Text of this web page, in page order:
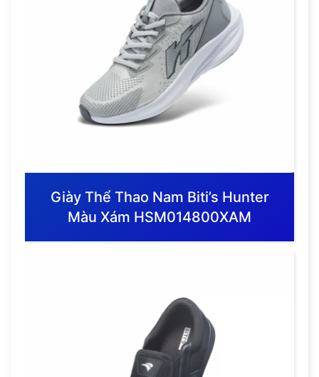
Giày Thể Thao Nam Biti’s Hunter
Màu Xám HSM014800XAM